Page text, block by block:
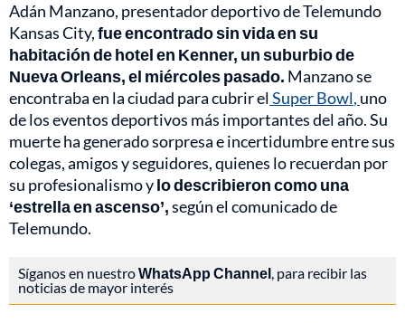
Adán Manzano, presentador deportivo de Telemundo
Kansas City,fue encontrado sin vida en su
habitación de hotel en Kenner, un suburbio de
Nueva Orleans, el miércoles pasado. Manzano se
encontraba en la ciudad para cubrir elSuper Bowl, uno
de los eventos deportivos más importantes del año. Su
muerte ha generado sorpresa e incertidumbre entre sus
colegas, amigos y seguidores, quienes lo recuerdan por
su profesionalismo ylo describieron como una
‘estrella en ascenso’,según el comunicado de
Telemundo.
Síganos en nuestroWhatsApp Channel, para recibir las
noticias de mayor interés